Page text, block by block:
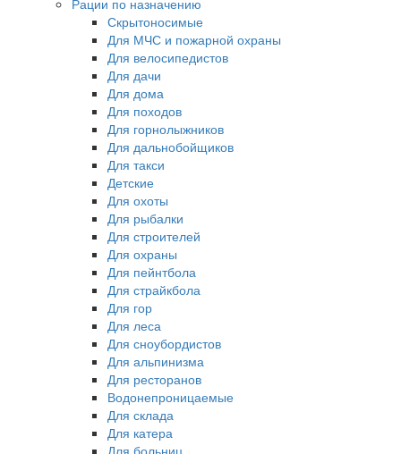
Скрытоносимые
Для МЧС и пожарной охраны
Для велосипедистов
Для дачи
Для дома
Для походов
Для горнолыжников
Для дальнобойщиков
Для такси
Детские
Для охоты
Для рыбалки
Для строителей
Для охраны
Для пейнтбола
Для страйкбола
Для гор
Для леса
Для сноубордистов
Для альпинизма
Для ресторанов
Водонепроницаемые
Для склада
Для катера
Для больниц